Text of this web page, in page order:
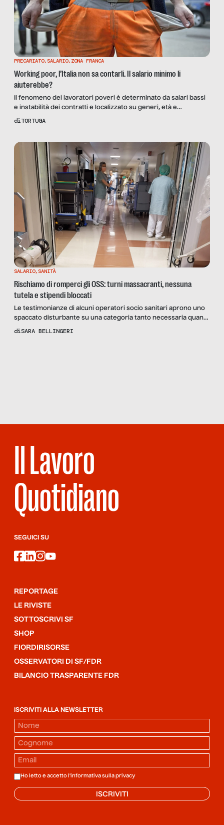
PRECARIATO, SALARIO, ZONA FRANCA
Working poor, l’Italia non sa contarli. Il salario minimo li
aiuterebbe?
Il fenomeno dei lavoratori poveri è determinato da salari bassi
e instabilità dei contratti e localizzato su generi, età e
geografie. L’Italia e l’Europa interpretano in maniera parziale i
diTORTUGA
SALARIO, SANITÀ
Rischiamo di romperci gli OSS: turni massacranti, nessuna
tutela e stipendi bloccati
Le testimonianze di alcuni operatori socio sanitari aprono uno
spaccato disturbante su una categoria tanto necessaria quanto
data per scontata.
diSARA BELLINGERI
Il Lavoro
Quotidiano
SEGUICI SU
facebook
linkedin
instagram
youtube
REPORTAGE
LE RIVISTE
SOTTOSCRIVI SF
SHOP
FIORDIRISORSE
OSSERVATORI DI SF/FDR
BILANCIO TRASPARENTE FDR
ISCRIVITI ALLA NEWSLETTER
Ho letto e accetto l'informativa sulla privacy
ISCRIVITI